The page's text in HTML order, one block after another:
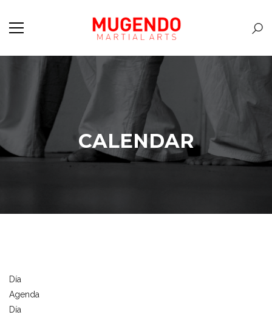
CALENDAR
Día
Agenda
Día